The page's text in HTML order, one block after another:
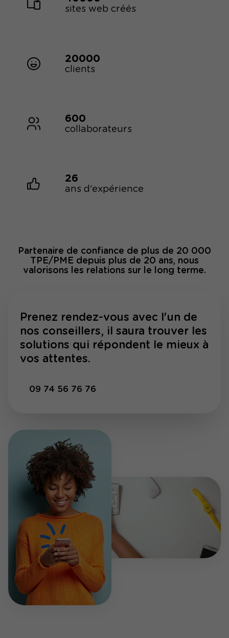
sites web créés
20000
clients
600
collaborateurs
26
ans d'expérience
Partenaire de confiance de plus de 20 000
TPE/PME depuis plus de 20 ans, nous
valorisons les relations sur le long terme.
Prenez rendez-vous avec l'un de
nos conseillers, il saura trouver les
solutions qui répondent le mieux à
vos attentes.
09 74 56 76 76